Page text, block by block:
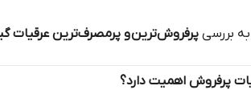
بررسی پرفروش‌ترین و پرمصرف‌ترین عرقیات
پرفروش اهمیت دارد؟